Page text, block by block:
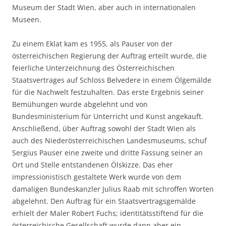
Museum der Stadt Wien, aber auch in internationalen
Museen.
Zu einem Eklat kam es 1955, als Pauser von der
österreichischen Regierung der Auftrag erteilt wurde, die
feierliche Unterzeichnung des Österreichischen
Staatsvertrages auf Schloss Belvedere in einem Ölgemälde
für die Nachwelt festzuhalten. Das erste Ergebnis seiner
Bemühungen wurde abgelehnt und von
Bundesministerium für Unterricht und Kunst angekauft.
Anschließend, über Auftrag sowohl der Stadt Wien als
auch des Niederösterreichischen Landesmuseums, schuf
Sergius Pauser eine zweite und dritte Fassung seiner an
Ort und Stelle entstandenen Ölskizze. Das eher
impressionistisch gestaltete Werk wurde von dem
damaligen Bundeskanzler Julius Raab mit schroffen Worten
abgelehnt. Den Auftrag für ein Staatsvertragsgemälde
erhielt der Maler Robert Fuchs; identitätsstiftend für die